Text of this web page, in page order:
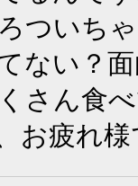
ついち
ない？
さん食
お疲れ